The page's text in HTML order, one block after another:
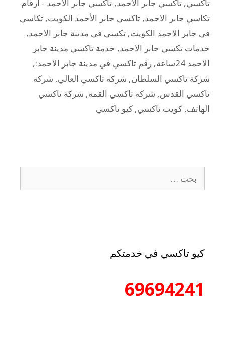
تاكسي, تاكسي جابر الأحمد, تاكسي جابر الأحمد - ارقام
تكاسي جابر الاحمد, تاكسي جابر الأحمد الكويت, تكاسي
في جابر الاحمد الكويت, تكسي في مدينة جابر الاحمد,
خدمات تكسي جابر الاحمد, خدمة تاكسي مدينة جابر
الاحمد 24ساعة
, رقم تاكسي في مدينة جابر الاحمد:,
شركة تاكسي السلطان, شركة تاكسي العالي, شركة
تاكسي القدس, شركة تاكسي القمة, شركة تاكسي
الهاتف, كويت تاكسي, كيو تاكسي
كيو تاكسي في خدمتكم
69694241